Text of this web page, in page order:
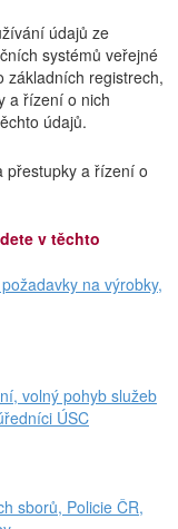
údajů ze
systémů veřejné
základních registrech,
a řízení o nich
údajů.
přestupky a řízení o
v těchto
na výrobky,
volný pohyb služeb
ÚSC
sborů, Policie ČR,